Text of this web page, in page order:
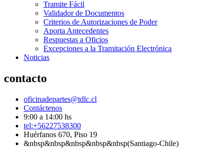
Tramite Fácil
Validador de Documentos
Criterios de Autorizaciones de Poder
Aporta Antecedentes
Respuestas a Oficios
Excepciones a la Tramitación Electrónica
Noticias
contacto
oficinadepartes@tdlc.cl
Contáctenos
9:00 a 14:00 hs
tel:+56227538300
Huérfanos 670, Piso 19
&nbsp&nbsp&nbsp&nbsp&nbsp(Santiago-Chile)